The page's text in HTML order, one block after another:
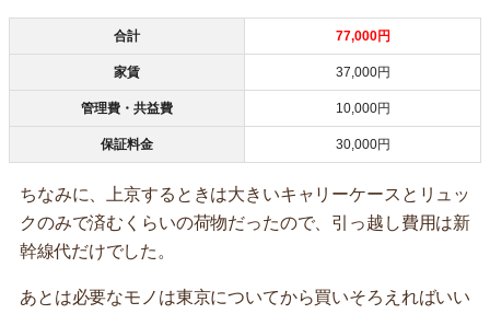
合計 77,000円
家賃 37,000円
管理費・共益費 10,000円
保証料金 30,000円
ちなみに、上京するときは大きいキャリーケースとリュッ
クのみで済むくらいの荷物だったので、引っ越し費用は新
幹線代だけでした。
あとは必要なモノは東京についてから買いそろえればいい